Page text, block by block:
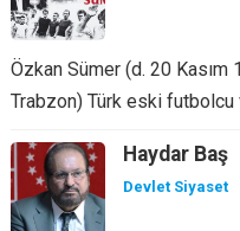
Özkan Sümer (d. 20 Kasım
Trabzon) Türk eski
Haydar Baş
Devlet Siyaset